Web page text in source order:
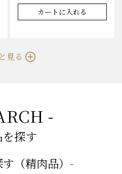
カートに入れる
見る
-
探す
（精肉品）-